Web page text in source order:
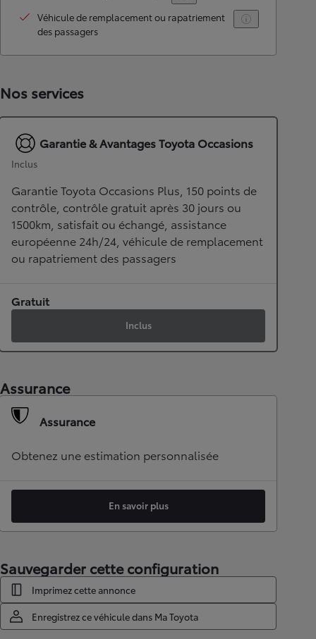
Véhicule de remplacement ou rapatriement
des passagers
Nos services
Garantie & Avantages Toyota Occasions
Inclus
Garantie Toyota Occasions Plus, 150 points de
contrôle, contrôle gratuit après 30 jours ou
1500km, satisfait ou échangé, assistance
européenne 24h/24, véhicule de remplacement
ou rapatriement des passagers
Gratuit
Inclus
Assurance
Assurance
Obtenez une estimation personnalisée
En savoir plus
Sauvegarder cette configuration
Imprimez cette annonce
Enregistrez ce véhicule dans Ma Toyota